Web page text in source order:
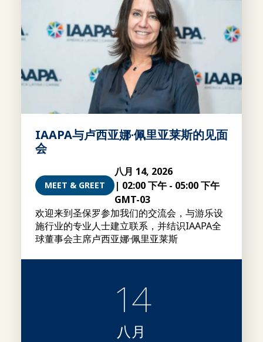
IAAPA与卢西亚娜·佩里亚莱斯的见面
会
MEET & GREET
八月 14, 2026
| 02:00 下午 - 05:00 下午
GMT-03
欢迎来到圣保罗参加我们的交流会，与游乐设
施行业的专业人士建立联系，并结识IAAPA全
球董事会主席卢西亚娜·佩里亚莱斯
14
八月